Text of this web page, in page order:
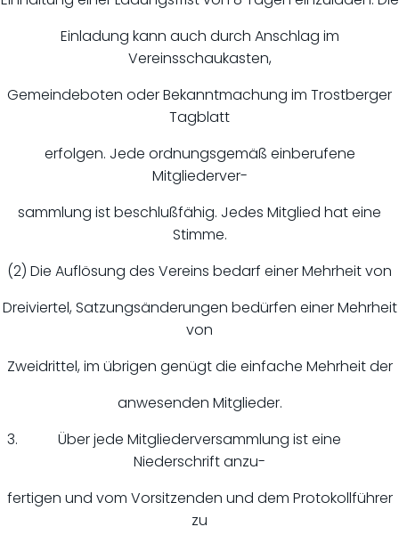
Einladung kann auch durch Anschlag im
Vereinsschaukasten,
Gemeindeboten oder Bekanntmachung im Trostberger
Tagblatt
erfolgen. Jede ordnungsgemäß einberufene
Mitgliederver-
sammlung ist beschlußfähig. Jedes Mitglied hat eine
Stimme.
(2) Die Auflösung des Vereins bedarf einer Mehrheit von
Dreiviertel, Satzungsänderungen bedürfen einer Mehrheit
von
Zweidrittel, im übrigen genügt die einfache Mehrheit der
anwesenden Mitglieder.
Über jede Mitgliederversammlung ist eine
Niederschrift anzu-
fertigen und vom Vorsitzenden und dem Protokollführer
zu